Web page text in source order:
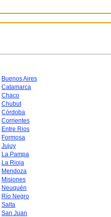
Buenos Aires
Catamarca
Chaco
Chubut
Córdoba
Corrientes
Entre Rios
Formosa
Jujuy
La Pampa
La Rioja
Mendoza
Misiones
Neuquén
Río Negro
Salta
San Juan